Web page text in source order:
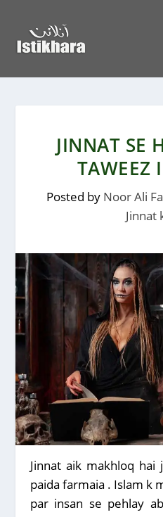
JINNAT SE
TAWEEZ
Posted by Noor Ali
Jinnat
Jinnat aik makhloq hai
paida farmaia . Islam k
par insan se pehlay